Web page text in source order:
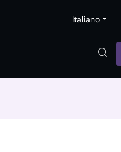
Italiano